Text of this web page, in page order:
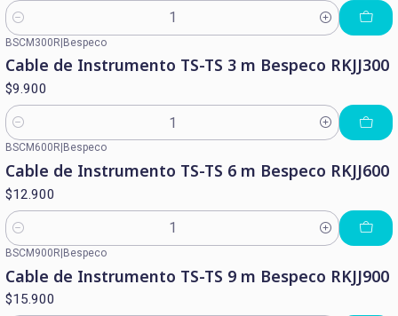
Cantidad
BSCM300R|Bespeco
Cable de Instrumento TS-TS 3 m Bespeco RKJJ300
$9.900
Cantidad
BSCM600R Bespeco
Cable de Instrumento TS-TS 6 m Bespeco RKJJ600
$12.900
Cantidad
BSCM900R|Bespeco
Cable de Instrumento TS-TS 9 m Bespeco RKJJ900
$15.900